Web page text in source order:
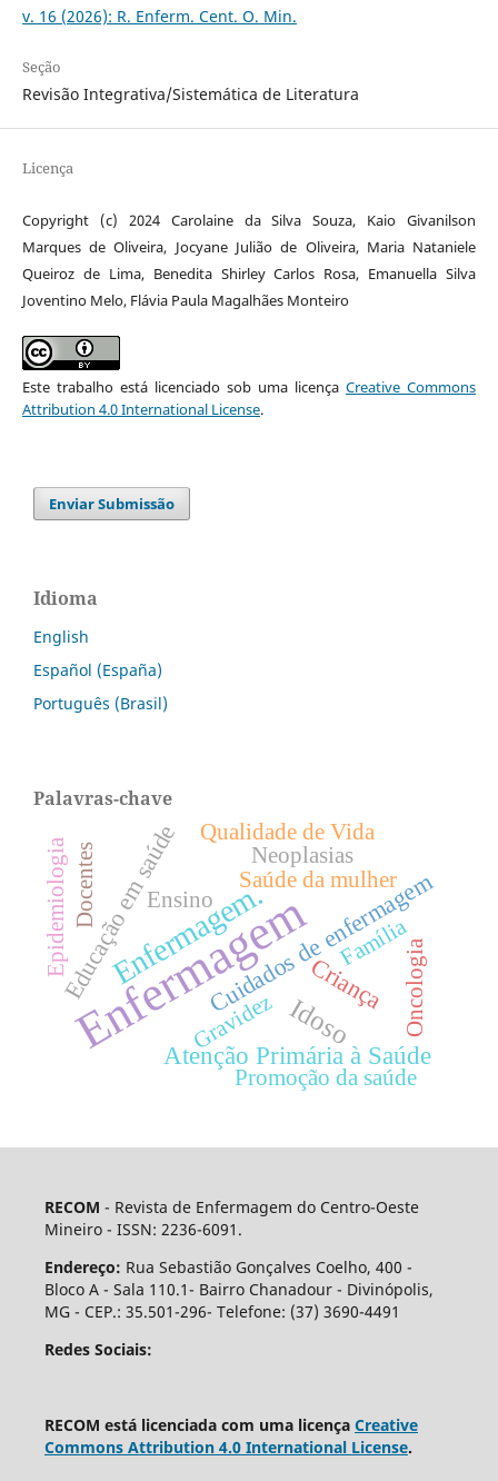
v. 16 (2026): R. Enferm. Cent. O. Min.
Seção
Revisão Integrativa/Sistemática de Literatura
Licença
Copyright (c) 2024 Carolaine da Silva Souza, Kaio Givanilson
Marques de Oliveira, Jocyane Julião de Oliveira, Maria Nataniele
Queiroz de Lima, Benedita Shirley Carlos Rosa, Emanuella Silva
Joventino Melo, Flávia Paula Magalhães Monteiro
Este trabalho está licenciado sob uma licençaCreative Commons
Attribution 4.0 International License.
Enviar Submissão
Idioma
English
Español (España)
Português (Brasil)
Palavras-chave
Enfermagem
Enfermagem.
Idoso
Atenção Primária à Saúde
Cuidados de enfermagem
Criança
Educação em saúde Saúde da mulher
Família
Ensino
Epidemiologia Neoplasias
Qualidade de Vida
Promoção da saúde
Oncologia
Docentes
Gravidez
RECOM - Revista de Enfermagem do Centro-Oeste
Mineiro - ISSN: 2236-6091.
Endereço: Rua Sebastião Gonçalves Coelho, 400 -
Bloco A - Sala 110.1- Bairro Chanadour - Divinópolis,
MG - CEP.: 35.501-296- Telefone: (37) 3690-4491
Redes Sociais:
RECOM está licenciada com uma licença Creative
Commons Attribution 4.0 International License.